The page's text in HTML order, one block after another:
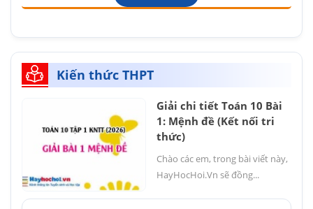
Kiến thức THPT
Giải chi tiết Toán 10 Bài
1: Mệnh đề (Kết nối tri
thức)
Chào các em, trong bài viết này,
HayHocHoi.Vn sẽ đồng...